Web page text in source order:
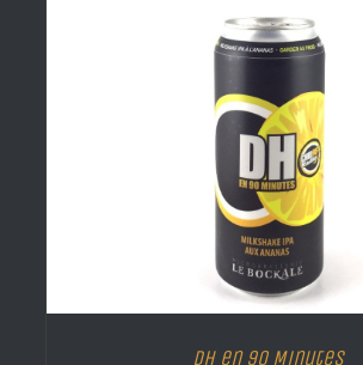
DH en 90 Minutes